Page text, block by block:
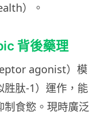
）。
背後藥理
agonist）模
胜肽-1）運作，能
食慾。現時廣泛